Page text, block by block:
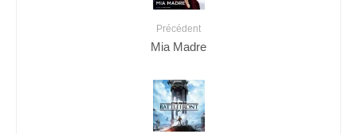
Précédent
Mia Madre